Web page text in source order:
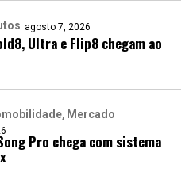
agosto 7, 2026
Ultra e Flip8 chegam ao
Mercado
Pro chega com sistema